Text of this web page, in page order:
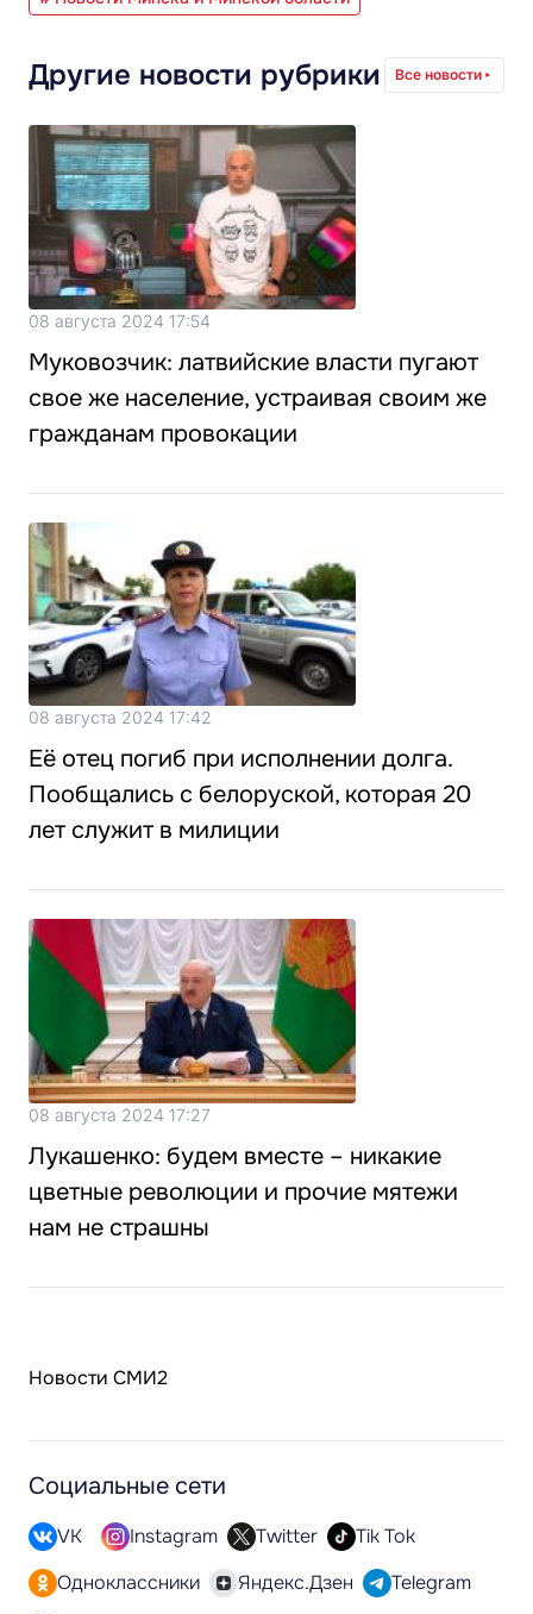
Другие новости рубрики Все новости
08 августа 2024 17:54
Муковозчик: латвийские власти пугают
свое же население, устраивая своим же
гражданам провокации
08 августа 2024 17:42
Её отец погиб при исполнении долга.
Пообщались с белоруской, которая 20
лет служит в милиции
08 августа 2024 17:27
Лукашенко: будем вместе – никакие
цветные революции и прочие мятежи
нам не страшны
Новости СМИ2
Социальные сети
VK Instagram Twitter
Tik Tok
Одноклассники
Яндекс.Дзен
Telegram